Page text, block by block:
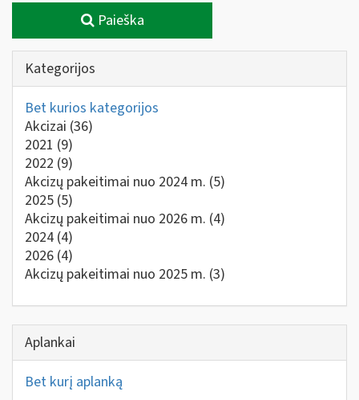
Paieška
Kategorijos
Bet kurios kategorijos
Akcizai (36)
2021 (9)
2022 (9)
Akcizų pakeitimai nuo 2024 m. (5)
2025 (5)
Akcizų pakeitimai nuo 2026 m. (4)
2024 (4)
2026 (4)
Akcizų pakeitimai nuo 2025 m. (3)
Aplankai
Bet kurį aplanką